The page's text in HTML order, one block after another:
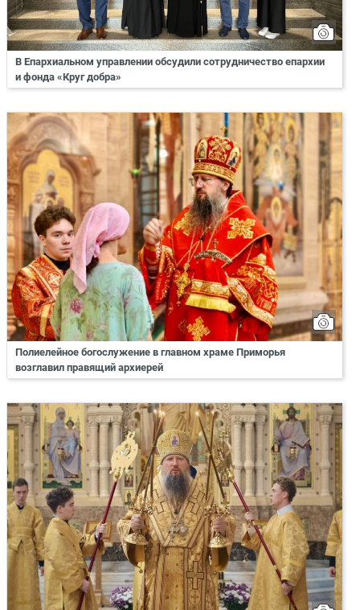
В Епархиальном управлении обсудили сотрудничество епархии
и фонда «Круг добра»
Полиелейное богослужение в главном храме Приморья
возглавил правящий архиерей